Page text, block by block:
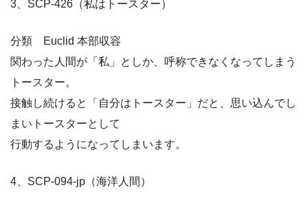
3、SCP-426（私はトースター）
分類 Euclid 本部収容
関わった人間が「私」としか、呼称できなくなってしまう
トースター。
接触し続けると「自分はトースター」だと、思い込んでし
まいトースターとして
行動するようになってしまいます。
4、SCP-094-jp（海洋人間）